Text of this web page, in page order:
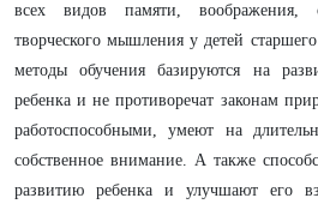
всех видов памяти, воображения,
творческого мышления у детей
методы обучения базируются на
ребенка и не противоречат законам
работоспособными, умеют на
собственное внимание. А также
развитию ребенка и улучшают его